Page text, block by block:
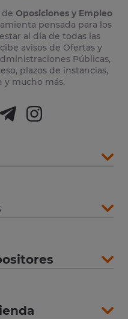
de Oposiciones y Empleo
pensada para los
al día de todas las
avisos de Ofertas y
Públicas,
plazos de instancias,
y mucho más.